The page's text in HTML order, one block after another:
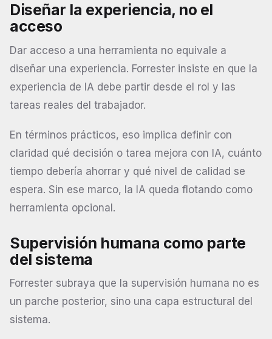
Diseñar la experiencia, no el
acceso
Dar acceso a una herramienta no equivale a
diseñar una experiencia. Forrester insiste en que la
experiencia de IA debe partir desde el rol y las
tareas reales del trabajador.
En términos prácticos, eso implica definir con
claridad qué decisión o tarea mejora con IA, cuánto
tiempo debería ahorrar y qué nivel de calidad se
espera. Sin ese marco, la IA queda flotando como
herramienta opcional.
Supervisión humana como parte
del sistema
Forrester subraya que la supervisión humana no es
un parche posterior, sino una capa estructural del
sistema.